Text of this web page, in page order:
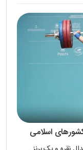
اسلامی